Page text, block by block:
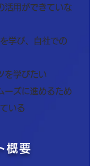
活用ができていな
学び、自社での
を学びたい
ーズに進めるため
いる
概要